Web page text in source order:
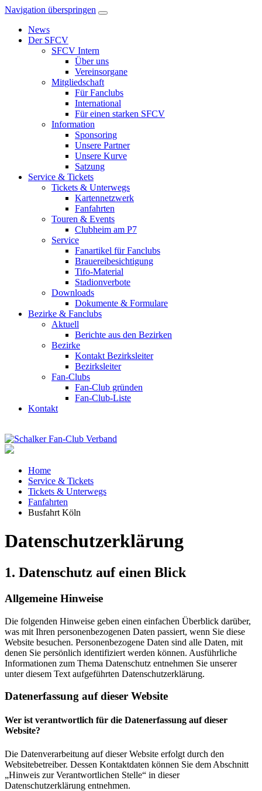
Navigation überspringen
News
Der SFCV
SFCV Intern
Über uns
Vereinsorgane
Mitgliedschaft
Für Fanclubs
International
Für einen starken SFCV
Information
Sponsoring
Unsere Partner
Unsere Kurve
Satzung
Service & Tickets
Tickets & Unterwegs
Kartennetzwerk
Fanfahrten
Touren & Events
Clubheim am P7
Service
Fanartikel für Fanclubs
Brauereibesichtigung
Tifo-Material
Stadionverbote
Downloads
Dokumente & Formulare
Bezirke & Fanclubs
Aktuell
Berichte aus den Bezirken
Bezirke
Kontakt Bezirksleiter
Bezirksleiter
Fan-Clubs
Fan-Club gründen
Fan-Club-Liste
Kontakt
Home
Service & Tickets
Tickets & Unterwegs
Fanfahrten
Busfahrt Köln
Datenschutzerklärung
1. Datenschutz auf einen Blick
Allgemeine Hinweise
Die folgenden Hinweise geben einen einfachen Überblick darüber,
was mit Ihren personenbezogenen Daten passiert, wenn Sie diese
Website besuchen. Personenbezogene Daten sind alle Daten, mit
denen Sie persönlich identifiziert werden können. Ausführliche
Informationen zum Thema Datenschutz entnehmen Sie unserer
unter diesem Text aufgeführten Datenschutzerklärung.
Datenerfassung auf dieser Website
Wer ist verantwortlich für die Datenerfassung auf dieser
Website?
Die Datenverarbeitung auf dieser Website erfolgt durch den
Websitebetreiber. Dessen Kontaktdaten können Sie dem Abschnitt
„Hinweis zur Verantwortlichen Stelle“ in dieser
Datenschutzerklärung entnehmen.